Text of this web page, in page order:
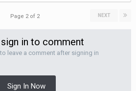
NEXT
Page 2 of 2
in to comment
leave a comment after signing in
Sign In Now